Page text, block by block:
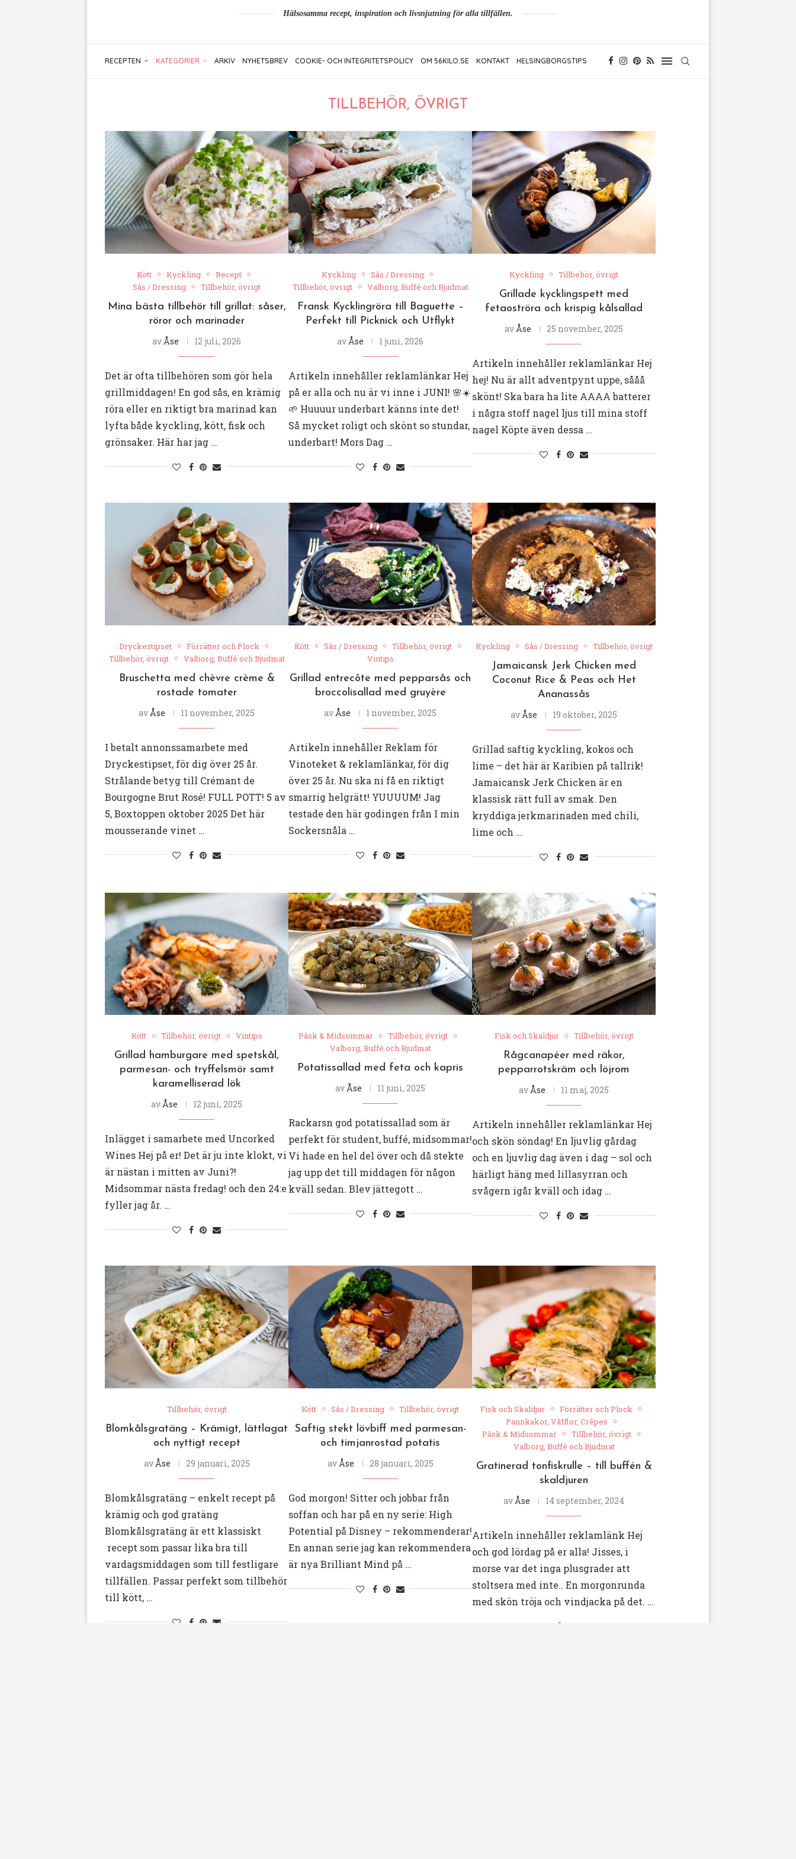
Hälsosamma recept, inspiration och livsnjutning för alla tillfällen.
RECEPTEN KATEGORIER ARKIV NYHETSBREV COOKIE- OCH INTEGRITETSPOLICY OM 56KILO.SE KONTAKT HELSINGBORGSTIPS
TILLBEHÖR, ÖVRIGT
Kött Kyckling
Recept
Sås / Dressing
Tillbehör, övrigt
Mina bästa tillbehör till grillat: såser,
röror och marinader
avÅse 12 juli, 2026
Det är ofta tillbehören som gör hela
grillmiddagen! En god sås, en krämig
röra eller en riktigt bra marinad kan
lyfta både kyckling, kött, fisk och
grönsaker. Här har jag …
Kyckling
Sås / Dressing
Tillbehör, övrigt
Valborg, Buffé och Bjudmat
Fransk Kycklingröra till Baguette –
Perfekt till Picknick och Utflykt
avÅse 1 juni, 2026
Artikeln innehåller reklamlänkar Hej
på er alla och nu är vi inne i JUNI! 🌸☀️
🌱 Huuuur underbart känns inte det!
Så mycket roligt och skönt so stundar,
underbart! Mors Dag …
Kyckling Tillbehör, övrigt
Grillade kycklingspett med
fetaoströra och krispig kålsallad
avÅse 25 november, 2025
Artikeln innehåller reklamlänkar Hej
hej! Nu är allt adventpynt uppe, sååå
skönt! Ska bara ha lite AAAA batterer
i några stoff nagel ljus till mina stoff
nagel Köpte även dessa …
Dryckestipset
Förrätter och Plock
Tillbehör, övrigt
Valborg, Buffé och Bjudmat
Bruschetta med chèvre crème &
rostade tomater
av Åse 11 november, 2025
I betalt annonssamarbete med
Dryckestipset, för dig över 25 år.
Strålande betyg till Crémant de
Bourgogne Brut Rosé! FULL POTT! 5 av
5, Boxtoppen oktober 2025 Det här
mousserande vinet …
Kött Sås / Dressing
Tillbehör, övrigt
Vintips
Grillad entrecôte med pepparsås och
broccolisallad med gruyère
av Åse 1 november, 2025
Artikeln innehåller Reklam för
Vinoteket & reklamlänkar, för dig
över 25 år. Nu ska ni få en riktigt
smarrig helgrätt! YUUUUM! Jag
testade den här godingen från I min
Sockersnåla …
Kyckling Sås / Dressing Tillbehör, övrigt
Jamaicansk Jerk Chicken med
Coconut Rice & Peas och Het
Ananassås
av Åse 19 oktober, 2025
Grillad saftig kyckling, kokos och
lime – det här är Karibien på tallrik!
Jamaicansk Jerk Chicken är en
klassisk rätt full av smak. Den
kryddiga jerkmarinaden med chili,
lime och …
Kött Tillbehör, övrigt Vintips
Grillad hamburgare med spetskål,
parmesan- och tryffelsmör samt
karamelliserad lök
avÅse 12 juni, 2025
Inlägget i samarbete med Uncorked
Wines Hej på er! Det är ju inte klokt, vi
är nästan i mitten av Juni?!
Midsommar nästa fredag! och den 24:e
fyller jag år. …
Påsk & Midsommar
Tillbehör, övrigt
Valborg, Buffé och Bjudmat
Potatissallad med feta och kapris
avÅse 11 juni, 2025
Rackarsn god potatissallad som är
perfekt för student, buffé, midsommar!
Vi hade en hel del över och då stekte
jag upp det till middagen för någon
kväll sedan. Blev jättegott …
Fisk och Skaldjur Tillbehör, övrigt
Rågcanapéer med räkor,
pepparrotskräm och löjrom
avÅse 11 maj, 2025
Artikeln innehåller reklamlänkar Hej
och skön söndag! En ljuvlig gårdag
och en ljuvlig dag även i dag – sol och
härligt häng med lillasyrran och
svågern igår kväll och idag …
Tillbehör, övrigt
Blomkålsgratäng – Krämigt, lättlagat
och nyttigt recept
avÅse 29 januari, 2025
Blomkålsgratäng – enkelt recept på
krämig och god gratäng
Blomkålsgratäng är ett klassiskt
recept som passar lika bra till
vardagsmiddagen som till festligare
tillfällen. Passar perfekt som tillbehör
till kött, …
Kött Sås / Dressing Tillbehör, övrigt
Saftig stekt lövbiff med parmesan-
och timjanrostad potatis
avÅse 28 januari, 2025
God morgon! Sitter och jobbar från
soffan och har på en ny serie: High
Potential på Disney – rekommenderar!
En annan serie jag kan rekommendera
är nya Brilliant Mind på …
Fisk och Skaldjur
Förrätter och Plock
Pannkakor, Våfflor, Crêpes
Påsk & Midsommar
Tillbehör, övrigt
Valborg, Buffé och Bjudmat
Gratinerad tonfiskrulle – till buffén &
skaldjuren
avÅse 14 september, 2024
Artikeln innehåller reklamlänk Hej
och god lördag på er alla! Jisses, i
morse var det inga plusgrader att
stoltsera med inte.. En morgonrunda
med skön tröja och vindjacka på det. …